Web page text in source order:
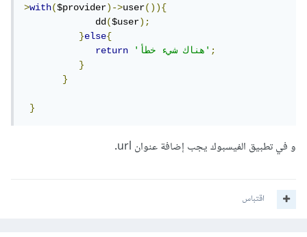
>with($provider)->user()){
             dd
($user);
}else{
return
'هناك شيء خطأ';
}
}
}
و في تطبيق الفيسبوك يجب إضافة عنوان url.
اقتباس